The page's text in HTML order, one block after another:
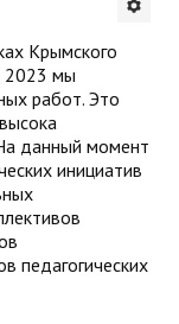
Крымского
2023 мы
работ. Это
данный момент
инициатив
педагогических